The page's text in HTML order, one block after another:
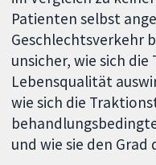
Patienten selbst
Geschlechtsverkehr
unsicher, wie sich
Lebensqualität
wie sich die
und wie sie den